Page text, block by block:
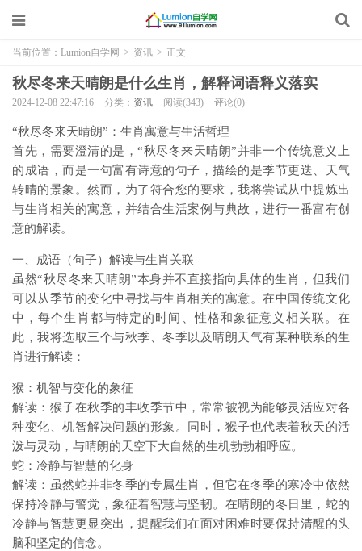
当前位置： Lumion自学网 > 资讯 > 正文
秋尽冬来天晴朗是什么生肖，解释词语释义落实
2024-12-08 22:47:16 分类： 资讯 阅读(343) 评论(0)
“秋尽冬来天晴朗”：生肖寓意与生活哲理
首先，需要澄清的是，“秋尽冬来天晴朗”并非一个传统意义上
的成语，而是一句富有诗意的句子，描绘的是季节更迭、天气
转晴的景象。然而，为了符合您的要求，我将尝试从中提炼出
与生肖相关的寓意，并结合生活案例与典故，进行一番富有创
意的解读。
一、成语（句子）解读与生肖关联
虽然“秋尽冬来天晴朗”本身并不直接指向具体的生肖，但我们
可以从季节的变化中寻找与生肖相关的寓意。在中国传统文化
中，每个生肖都与特定的时间、性格和象征意义相关联。在
此，我将选取三个与秋季、冬季以及晴朗天气有某种联系的生
肖进行解读：
猴：机智与变化的象征
解读：猴子在秋季的丰收季节中，常常被视为能够灵活应对各
种变化、机智解决问题的形象。同时，猴子也代表着秋天的活
泼与灵动，与晴朗的天空下大自然的生机勃勃相呼应。
蛇：冷静与智慧的化身
解读：虽然蛇并非冬季的专属生肖，但它在冬季的寒冷中依然
保持冷静与警觉，象征着智慧与坚韧。在晴朗的冬日里，蛇的
冷静与智慧更显突出，提醒我们在面对困难时要保持清醒的头
脑和坚定的信念。